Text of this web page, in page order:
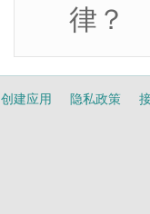
律？
创建应用 隐私政策